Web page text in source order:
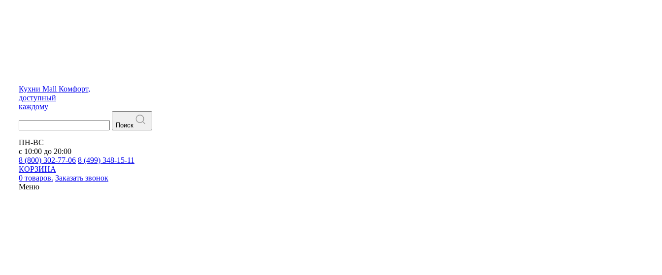
Кухни Mall Комфорт,
доступный
каждому
Поиск
ПН-ВС
с 10:00 до 20:00
8 (800) 302-77-06 8 (499) 348-15-11
КОРЗИНА
0 товаров. Заказать звонок
Меню